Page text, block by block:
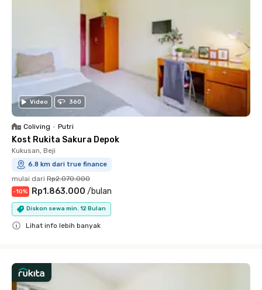
Video 360
Coliving • Putri
Kost Rukita Sakura Depok
Kukusan, Beji
6.8 km dari true finance
mulai dari Rp2.070.000
-10% Rp1.863.000 /bulan
Diskon sewa min. 12 Bulan
Lihat info lebih banyak